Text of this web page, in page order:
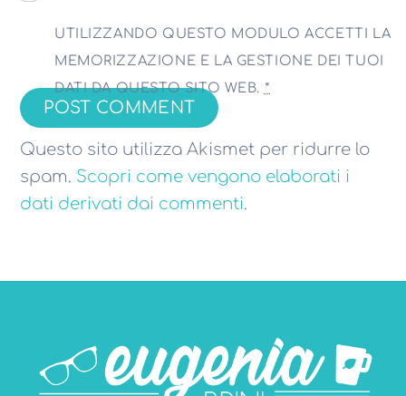
UTILIZZANDO QUESTO MODULO ACCETTI LA
MEMORIZZAZIONE E LA GESTIONE DEI TUOI
DATI DA QUESTO SITO WEB. *
Questo sito utilizza Akismet per ridurre lo
spam. Scopri come vengono elaborati i
dati derivati dai commenti.